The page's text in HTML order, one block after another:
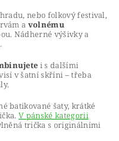
nebo folkový festival,
a volnému
Nádherné výšivky a
i s dalšími
v šatní skříni – třeba
batikované šaty, krátké
V pánské kategorii
trička s originálními